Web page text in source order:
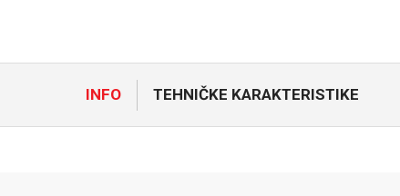
INFO TEHNIČKE KARAKTERISTIKE